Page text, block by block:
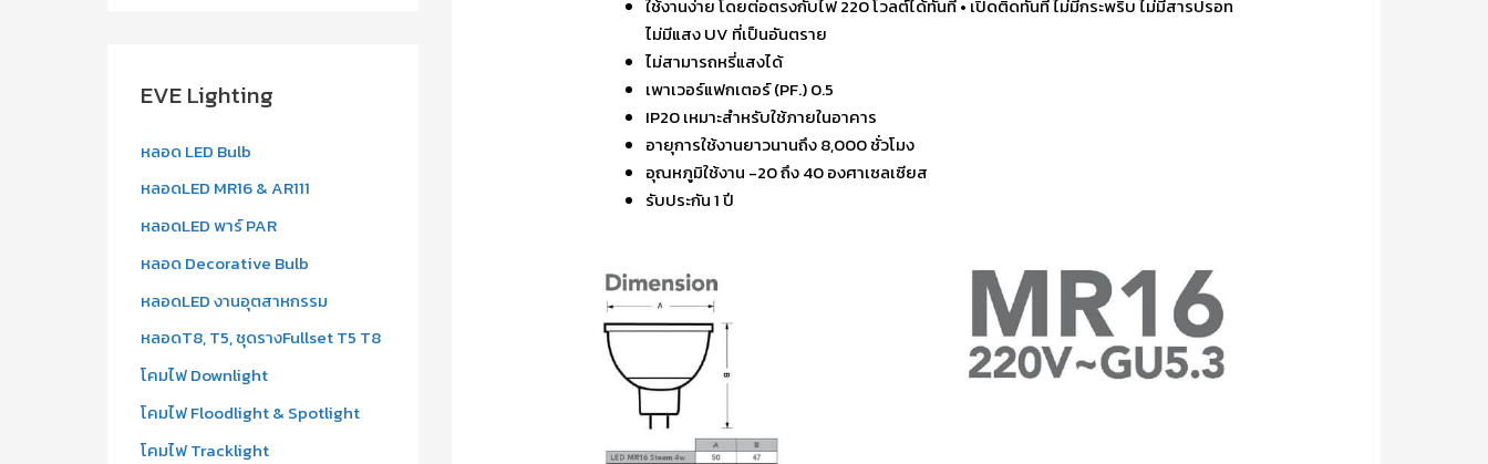
c
f
o
r
EVE Lighting
หลอด LED Bulb
หลอดLED MR16 & AR111
หลอดLED พาร์ PAR
หลอด Decorative Bulb
หลอดLED งานอุตสาหกรรม
หลอดT8, T5, ชุดรางFullset T5 T8
โคมไฟ Downlight
โคมไฟ Floodlight & Spotlight
โคมไฟ Tracklight
ใช้งานง่าย โดยต่อตรงกับไฟ 220 โวลต์ได้ทันที • เปิดติดทันที ไม่มีกระพริบ ไม่มีสารปรอท
ไม่มีแสง UV ที่เป็นอันตราย
ไม่สามารถหรี่แสงได้
เพาเวอร์แฟกเตอร์ (PF.) 0.5
IP20 เหมาะสำหรับใช้ภายในอาคาร
อายุการใช้งานยาวนานถึง 8,000 ชั่วโมง
อุณหภูมิใช้งาน -20 ถึง 40 องศาเซลเซียส
รับประกัน 1 ปี